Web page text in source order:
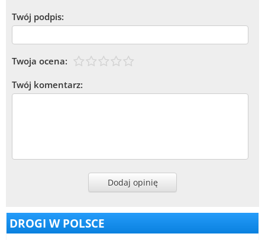
Twój podpis:
Twoja ocena:
Twój komentarz:
Dodaj opinię
DROGI W POLSCE